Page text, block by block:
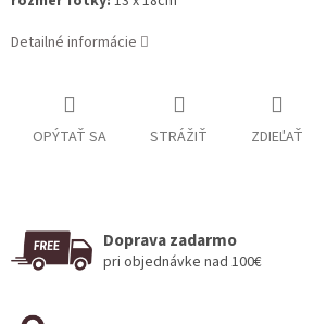
Detailné informácie
OPÝTAŤ SA STRÁŽIŤ ZDIEĽAŤ
Doprava zadarmo
pri objednávke nad 100€